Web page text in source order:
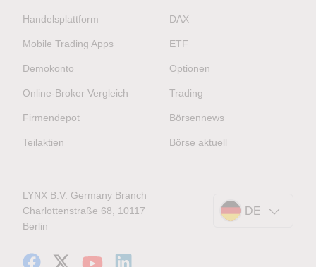
Handelsplattform
Mobile Trading Apps
Demokonto
Online-Broker Vergleich
Firmendepot
Teilaktien
DAX
ETF
Optionen
Trading
Börsennews
Börse aktuell
LYNX B.V. Germany Branch
Charlottenstraße 68, 10117
Berlin
DE